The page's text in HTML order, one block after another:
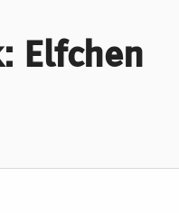
Elfchen